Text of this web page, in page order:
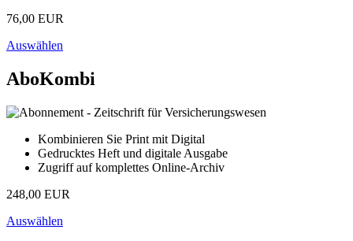
76,00 EUR
Auswählen
AboKombi
Kombinieren Sie Print mit Digital
Gedrucktes Heft und digitale Ausgabe
Zugriff auf komplettes Online-Archiv
248,00 EUR
Auswählen